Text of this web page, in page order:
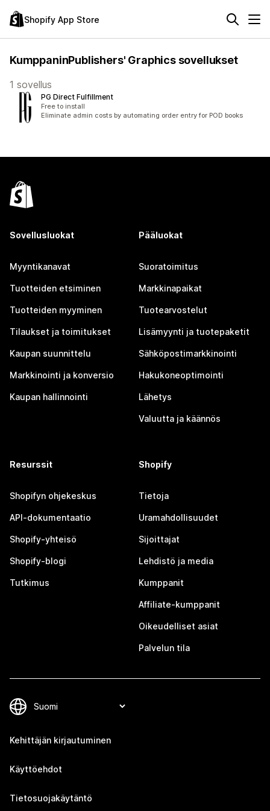
Shopify App Store
KumppaninPublishers' Graphics sovellukset
1 sovellus
PG Direct Fulfillment
Free to install
Eliminate admin costs by automating order entry for POD books
Sovellusluokat
Myyntikanavat
Tuotteiden etsiminen
Tuotteiden myyminen
Tilaukset ja toimitukset
Kaupan suunnittelu
Markkinointi ja konversio
Kaupan hallinnointi
Pääluokat
Suoratoimitus
Markkinapaikat
Tuotearvostelut
Lisämyynti ja tuotepaketit
Sähköpostimarkkinointi
Hakukoneoptimointi
Lähetys
Valuutta ja käännös
Resurssit
Shopifyn ohjekeskus
API-dokumentaatio
Shopify-yhteisö
Shopify-blogi
Tutkimus
Shopify
Tietoja
Uramahdollisuudet
Sijoittajat
Lehdistö ja media
Kumppanit
Affiliate-kumppanit
Oikeudelliset asiat
Palvelun tila
Kehittäjän kirjautuminen
Käyttöehdot
Tietosuojakäytäntö